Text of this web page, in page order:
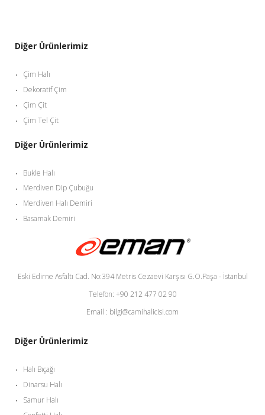
Diğer Ürünlerimiz
Çim Halı
Dekoratif Çim
Çim Çit
Çim Tel Çit
Diğer Ürünlerimiz
Bukle Halı
Merdiven Dip Çubuğu
Merdiven Halı Demiri
Basamak Demiri
Eski Edirne Asfaltı Cad. No:394 Metris Cezaevi Karşısı G.O.Paşa - İstanbul
Telefon: +90 212 477 02 90
Email : bilgi@camihalicisi.com
Diğer Ürünlerimiz
Halı Bıçağı
Dinarsu Halı
Samur Halı